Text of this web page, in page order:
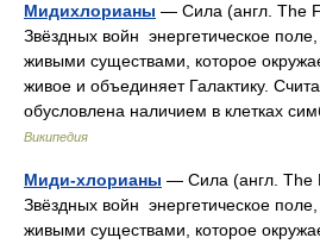
Мидихлорианы — Сила (англ. The
Звёздных войн энергетическое
живыми существами, которое
живое и объединяет Галактику.
обусловлена наличием в клетках
Википедия
Миди-хлорианы — Сила (англ. The
Звёздных войн энергетическое
живыми существами, которое